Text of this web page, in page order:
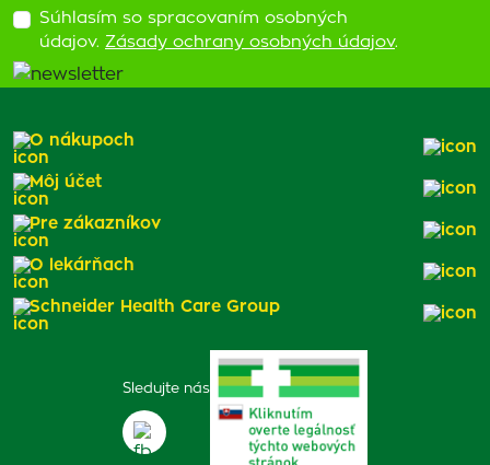
Súhlasím so spracovaním osobných
údajov. Zásady ochrany osobných údajov.
Sledujte nás
O nákupoch
Môj účet
Pre zákazníkov
O lekárňach
Schneider Health Care Group